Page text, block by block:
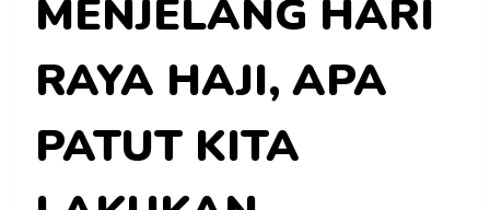
MENJELANG HARI
RAYA HAJI, APA
PATUT KITA